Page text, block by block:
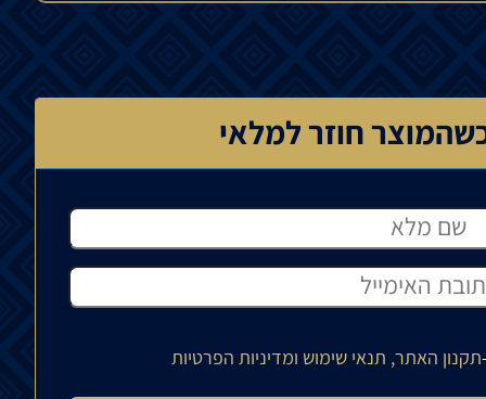
חוזר למלאי
תקנון האתר, תנאי שימוש ומדיניות הפרטיות